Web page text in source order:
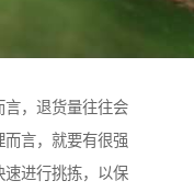
言，退货量往往会
言，就要有很强
速进行挑拣，以保